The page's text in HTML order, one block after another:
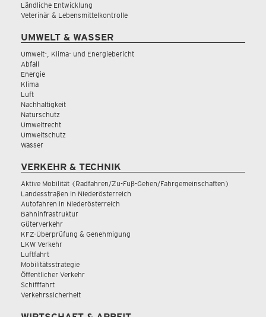
Ländliche Entwicklung
Veterinär & Lebensmittelkontrolle
UMWELT & WASSER
Umwelt-, Klima- und Energiebericht
Abfall
Energie
Klima
Luft
Nachhaltigkeit
Naturschutz
Umweltrecht
Umweltschutz
Wasser
VERKEHR & TECHNIK
Aktive Mobilität (Radfahren/Zu-Fuß-Gehen/Fahrgemeinschaften)
Landesstraßen in Niederösterreich
Autofahren in Niederösterreich
Bahninfrastruktur
Güterverkehr
KFZ-Überprüfung & Genehmigung
LKW Verkehr
Luftfahrt
Mobilitätsstrategie
Öffentlicher Verkehr
Schifffahrt
Verkehrssicherheit